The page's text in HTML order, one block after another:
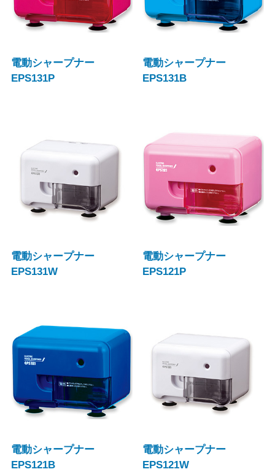
電動シャープナー
EPS131P
電動シャープナー
EPS131B
電動シャープナー
EPS131W
電動シャープナー
EPS121P
電動シャープナー
EPS121B
電動シャープナー
EPS121W